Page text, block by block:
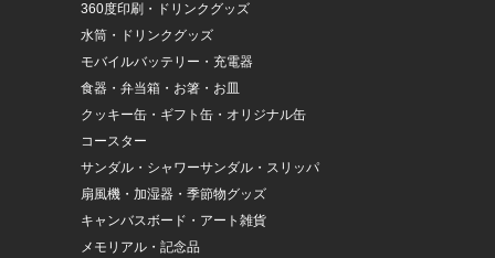
360度印刷・ドリンクグッズ
水筒・ドリンクグッズ
モバイルバッテリー・充電器
食器・弁当箱・お箸・お皿
クッキー缶・ギフト缶・オリジナル缶
コースター
サンダル・シャワーサンダル・スリッパ
扇風機・加湿器・季節物グッズ
キャンバスボード・アート雑貨
メモリアル・記念品